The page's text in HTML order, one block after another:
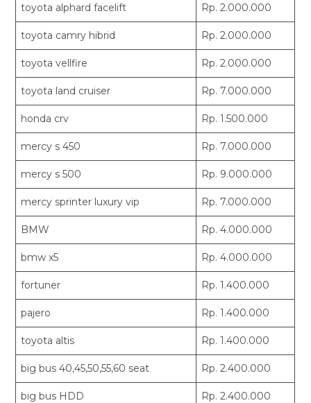
toyota alphard facelift Rp. 2.000.000
toyota camry hibrid Rp. 2.000.000
toyota vellfire Rp. 2.000.000
toyota land cruiser Rp. 7.000.000
honda crv Rp. 1.500.000
mercy s 450 Rp. 7.000.000
mercy s 500 Rp. 9.000.000
mercy sprinter luxury vip Rp. 7.000.000
BMW Rp. 4.000.000
bmw x5 Rp. 4.000.000
fortuner Rp. 1.400.000
pajero Rp. 1.400.000
toyota altis Rp. 1.400.000
big bus 40,45,50,55,60 seat Rp. 2.400.000
big bus HDD Rp. 2.400.000